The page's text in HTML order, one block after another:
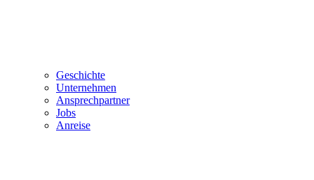
Geschichte
Unternehmen
Ansprechpartner
Jobs
Anreise